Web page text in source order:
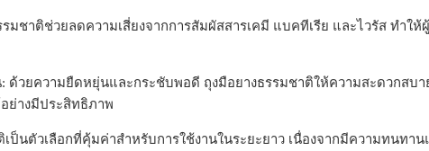
มชาติช่วยลดความเสี่ยงจากการสัมผัสสารเคมี แบคทีเรีย และไวรัส ทำให้
ด้วยความยืดหยุ่นและกระชับพอดี ถุงมือยางธรรมชาติให้ความสะดวกสบา
ย่างมีประสิทธิภาพ
ป็นตัวเลือกที่คุ้มค่าสำหรับการใช้งานในระยะยาว เนื่องจากมีความทนทาน